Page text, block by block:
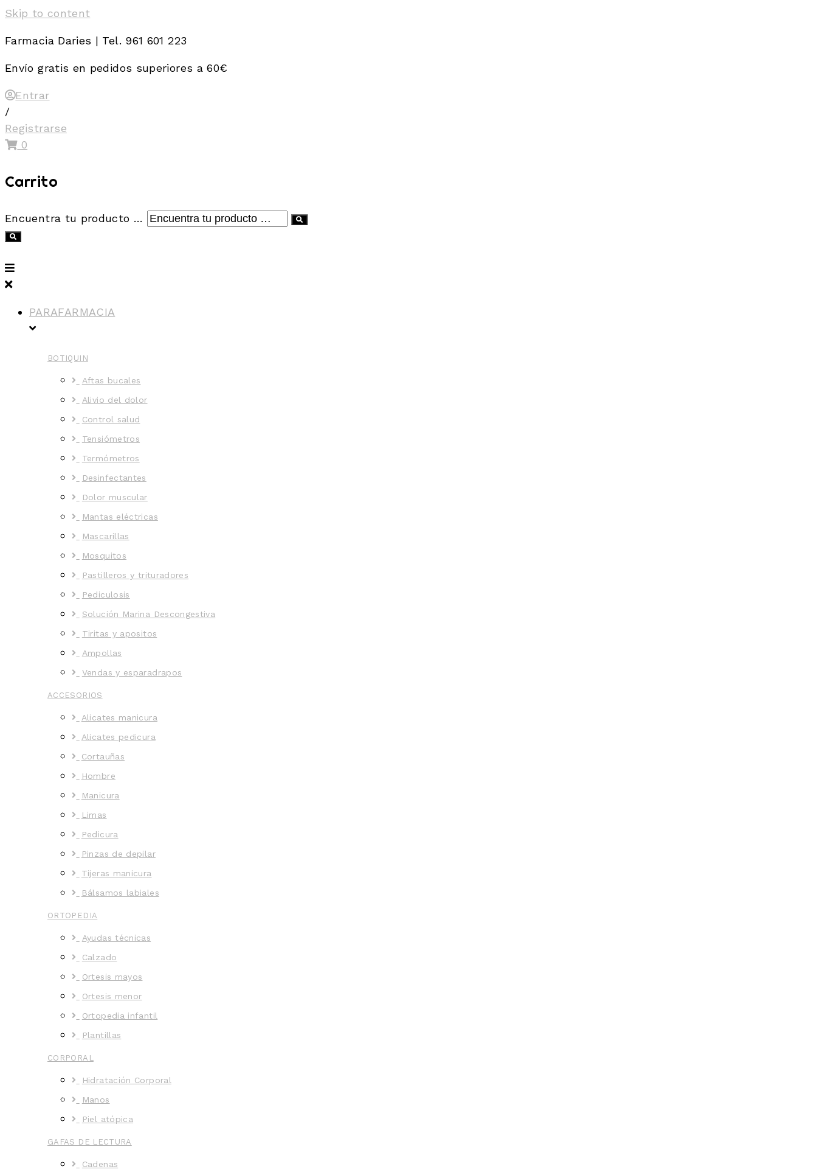
Skip to content
Farmacia Daries | Tel. 961 601 223
Envío gratis en pedidos superiores a 60€
Entrar
/
Registrarse
0
Carrito
Encuentra tu producto …
PARAFARMACIA
BOTIQUIN
Aftas bucales
Alivio del dolor
Control salud
Tensiómetros
Termómetros
Desinfectantes
Dolor muscular
Mantas eléctricas
Mascarillas
Mosquitos
Pastilleros y trituradores
Pediculosis
Solución Marina Descongestiva
Tiritas y apositos
Ampollas
Vendas y esparadrapos
ACCESORIOS
Alicates manicura
Alicates pedicura
Cortauñas
Hombre
Manicura
Limas
Pedicura
Pinzas de depilar
Tijeras manicura
Bálsamos labiales
ORTOPEDIA
Ayudas técnicas
Calzado
Ortesis mayos
Ortesis menor
Ortopedia infantil
Plantillas
CORPORAL
Hidratación Corporal
Manos
Piel atópica
GAFAS DE LECTURA
Cadenas